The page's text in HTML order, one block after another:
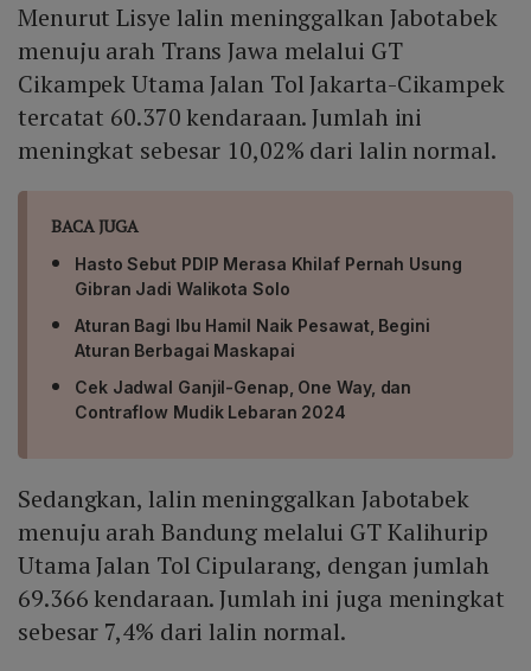
Menurut Lisye lalin meninggalkan Jabotabek
menuju arah Trans Jawa melalui GT
Cikampek Utama Jalan Tol Jakarta-Cikampek
tercatat 60.370 kendaraan. Jumlah ini
meningkat sebesar 10,02% dari lalin normal.
BACA JUGA
Hasto Sebut PDIP Merasa Khilaf Pernah Usung
Gibran Jadi Walikota Solo
Aturan Bagi Ibu Hamil Naik Pesawat, Begini
Aturan Berbagai Maskapai
Cek Jadwal Ganjil-Genap, One Way, dan
Contraflow Mudik Lebaran 2024
Sedangkan, lalin meninggalkan Jabotabek
menuju arah Bandung melalui GT Kalihurip
Utama Jalan Tol Cipularang, dengan jumlah
69.366 kendaraan. Jumlah ini juga meningkat
sebesar 7,4% dari lalin normal.